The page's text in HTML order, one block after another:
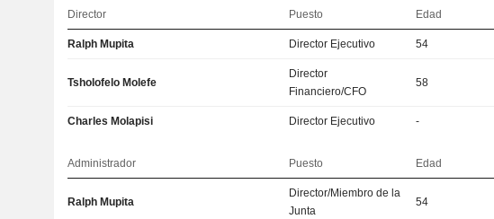
Director Puesto Edad
Ralph Mupita Director Ejecutivo 54
Tsholofelo Molefe
Director
Financiero/CFO
58
Charles Molapisi Director Ejecutivo -
Administrador Puesto Edad
Ralph Mupita
Director/Miembro de la
Junta
54